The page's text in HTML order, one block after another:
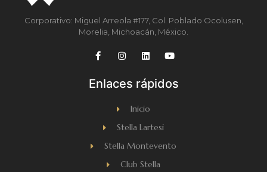
Corporativo: Miguel Arreola #177, Col. Poblado Ocolusen,
Morelia, Michoacán, México.
Enlaces rápidos
Inicio
Stella Lartesi
Stella Montevento
Club Stella